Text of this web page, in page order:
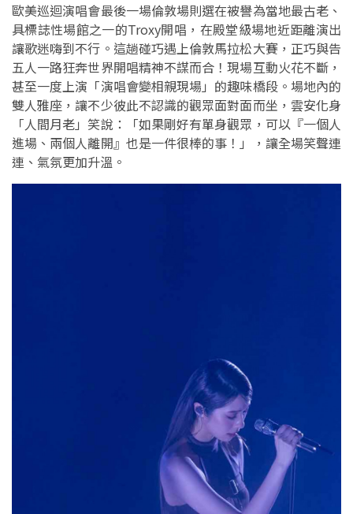
歐美巡迴演唱會最後一場倫敦場則選在被譽為當地最古老、
具標誌性場館之一的Troxy開唱，在殿堂級場地近距離演出
讓歌迷嗨到不行。這趟碰巧遇上倫敦馬拉松大賽，正巧與告
五人一路狂奔世界開唱精神不謀而合！現場互動火花不斷，
甚至一度上演「演唱會變相親現場」的趣味橋段。場地內的
雙人雅座，讓不少彼此不認識的觀眾面對面而坐，雲安化身
「人間月老」笑說：「如果剛好有單身觀眾，可以『一個人
進場、兩個人離開』也是一件很棒的事！」，讓全場笑聲連
連、氣氛更加升溫。